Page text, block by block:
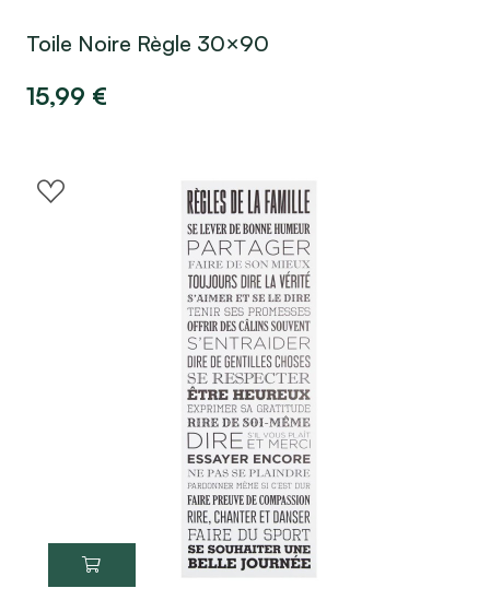
Toile Noire Règle 30×90
15,99 €